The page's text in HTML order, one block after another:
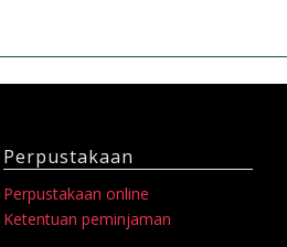
Tingkat
kabupaten,
Al
Irsyad
Berjaya
Perpustakaan
Perpustakaan online
Ketentuan peminjaman